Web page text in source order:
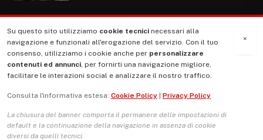
MENU
La Nostra Storia
Le Copertine
×
Su questo sito utilizziamo cookie tecnici necessari alla
navigazione e funzionali all'erogazione del servizio. Con il tuo
consenso, utilizziamo i cookie anche per personalizzare
contenuti ed annunci, per fornirti una navigazione migliore,
facilitare le interazioni social e analizzare il nostro traffico.
Consulta l'informativa estesa: Cookie Policy Privacy Policy
La chiusura del banner comporta il permanere delle impostazioni di
default e la continuazione della navigazione in assenza di cookie
diversi da quelli tecnici.